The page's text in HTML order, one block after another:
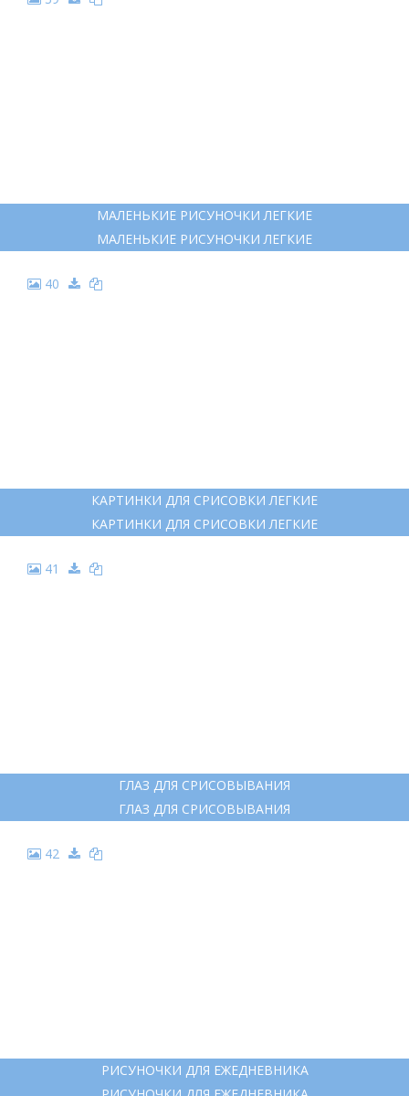
МАЛЕНЬКИЕ РИСУНОЧКИ ЛЕГКИЕ
МАЛЕНЬКИЕ РИСУНОЧКИ ЛЕГКИЕ
40
КАРТИНКИ ДЛЯ СРИСОВКИ ЛЕГКИЕ
КАРТИНКИ ДЛЯ СРИСОВКИ ЛЕГКИЕ
41
ГЛАЗ ДЛЯ СРИСОВЫВАНИЯ
ГЛАЗ ДЛЯ СРИСОВЫВАНИЯ
42
РИСУНОЧКИ ДЛЯ ЕЖЕДНЕВНИКА